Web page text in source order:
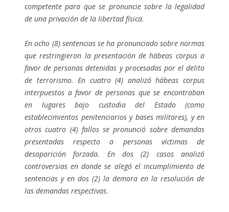
competente para que se pronuncie sobre la legalidad
de una privación de la libertad física.
En ocho (8) sentencias se ha pronunciado sobre normas
que restringieron la presentación de hábeas corpus a
favor de personas detenidas y procesadas por el delito
de terrorismo. En cuatro (4) analizó hábeas corpus
interpuestos a favor de personas que se encontraban
en lugares bajo custodia del Estado (como
establecimientos penitenciarios y bases militares), y en
otros cuatro (4) fallos se pronunció sobre demandas
presentadas respecto a personas víctimas de
desaparición forzada. En dos (2) casos analizó
controversias en donde se alegó el incumplimiento de
sentencias y en dos (2) la demora en la resolución de
las demandas respectivas.